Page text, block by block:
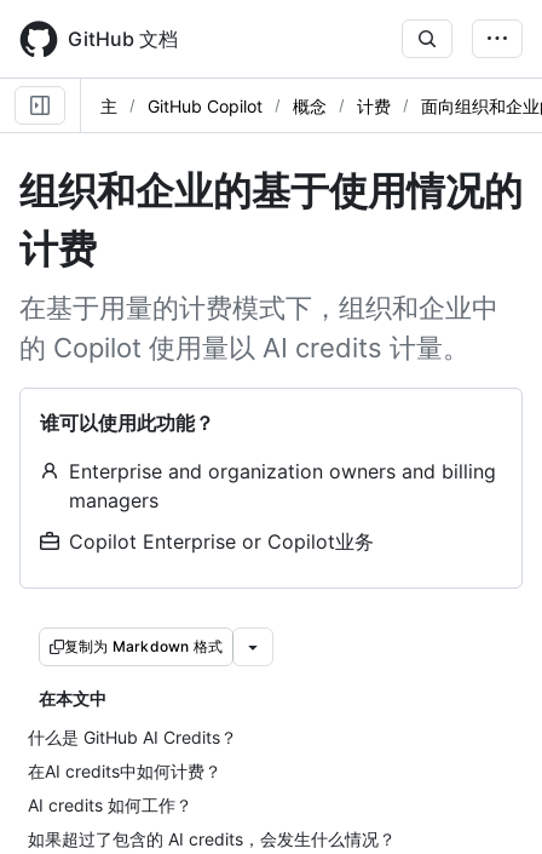
main
content
GitHub 文档
主 GitHub Copilot 概念 计费 面向组织和企
组织和企业的基于使用情况的
计费
在基于用量的计费模式下，组织和企业中
的 Copilot 使用量以 AI credits 计量。
谁可以使用此功能？
Enterprise and organization owners and billing
managers
Copilot Enterprise or Copilot业务
复制为 Markdown 格式
在本文中
什么是 GitHub AI Credits？
在AI credits中如何计费？
AI credits 如何工作？
如果超过了包含的 AI credits，会发生什么情况？